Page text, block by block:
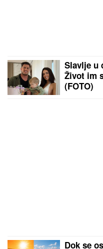
Slavlje u
Život im
(FOTO)
Dok se